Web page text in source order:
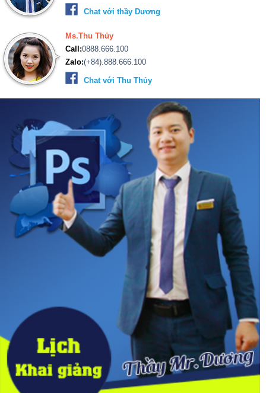
Chat với thầy Dương
Ms.Thu Thủy
Call:0888.666.100
Zalo:(+84).888.666.100
Chat với Thu Thủy